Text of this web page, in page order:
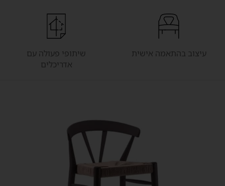
עיצוב בהתאמה אישית
שיתופי פעולה עם
אדריכלים